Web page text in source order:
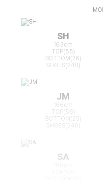
SH
163cm
TOP(55)
BOTTOM(26)
SHOES(240)
JM
166cm
TOP(55)
BOTTOM(25)
SA